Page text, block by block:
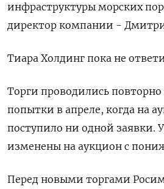
инфраструктуры морских
директор компании -
Тиара Холдинг пока не
Торги проводились
попытки в апреле, ​когда на
поступило ни одной заявки.
изменены на аукцион с
Перед новыми торгами